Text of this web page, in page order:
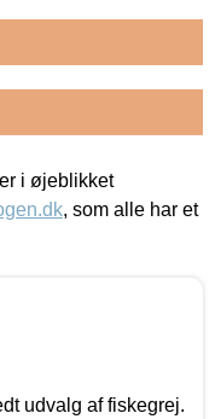
i øjeblikket
, som alle har et
udvalg af fiskegrej.